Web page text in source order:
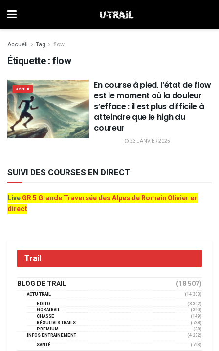
Accueil Tag flow
Étiquette :flow
SANTÉ
En course à pied, l’état de flow
est le moment où la douleur
s’efface : il est plus difficile à
atteindre que le high du
coureur
23 JANVIER 2025
SUIVI DES COURSES EN DIRECT
LiveGR 5 Grande Traversée des Alpes de Romain Olivier en
direct
Trail
BLOG DE TRAIL (18 507)
ACTU TRAIL
(14 303)
EDITO
(3 352)
GORATRAIL
(390)
CHASSE
(149)
RÉSULTATS TRAILS
(738)
PREMIUM
(38)
INFOS ENTRAINEMENT
(4 232)
SANTÉ
(793)